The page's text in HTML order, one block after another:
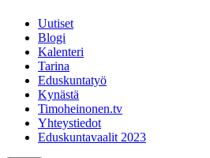
Uutiset
Blogi
Kalenteri
Tarina
Eduskuntatyö
Kynästä
Timoheinonen.tv
Yhteystiedot
Eduskuntavaalit 2023